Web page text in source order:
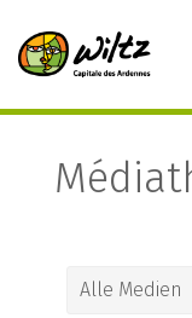
Alle Medien